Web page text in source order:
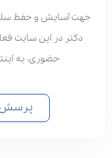
آسایش و حفظ سلامتی
دکتر در این سایت فعال
حضوری، به
پرسش از